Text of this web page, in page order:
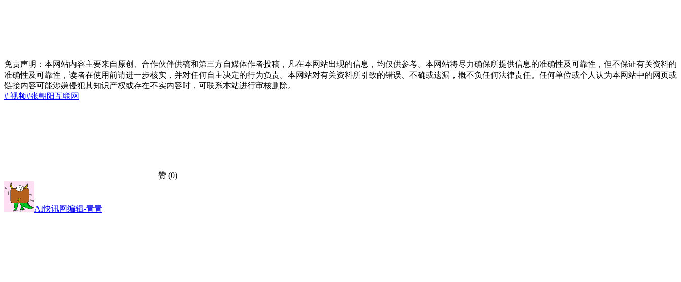
免责声明：本网站内容主要来自原创、合作伙伴供稿和第三方自媒体作者投稿，凡在本网站出现的信息，均仅供参考。本网站将尽力确保所提供信息的准确性及可靠性，但不保证有关资料的
准确性及可靠性，读者在使用前请进一步核实，并对任何自主决定的行为负责。本网站对有关资料所引致的错误、不确或遗漏，概不负任何法律责任。任何单位或个人认为本网站中的网页或
链接内容可能涉嫌侵犯其知识产权或存在不实内容时，可联系本站进行审核删除。
# 视频#张朝阳互联网
赞 (0)
AI快讯网编辑-青青